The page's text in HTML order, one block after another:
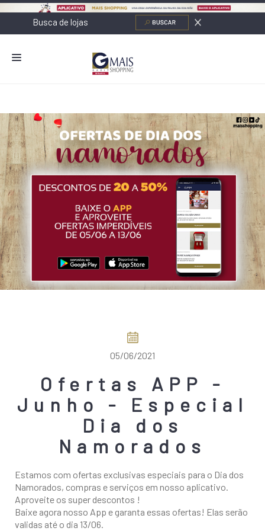
LOJAS
ALIMENTAÇÃO
CONTATO
NOVOS NEGÓCIOS
O SHOPPING
SERVIÇOS
SHOPPINGS DA GAZIT
COMO CHEGAR
05/06/2021
Ofertas APP -
Junho - Especial
Dia dos
Namorados
Estamos com ofertas exclusivas especiais para o Dia dos
Namorados, compras e serviços em nosso aplicativo.
Aproveite os super descontos !
Baixe agora nosso App e garanta essas ofertas! Elas serão
validas até o dia 13/06.